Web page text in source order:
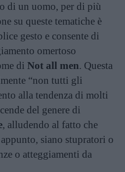
di un uomo, per di più
su queste tematiche è
gesto e consente di
omertoso
di Not all men. Questa
“non tutti gli
alla tendenza di molti
del genere di
, alludendo al fatto che
siano stupratori o
o atteggiamenti da